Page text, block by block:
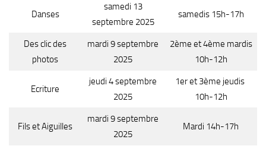
Danses
samedi 13
septembre 2025
samedis 15h-17h
Des clic des
photos
mardi 9 septembre
2025
2ème et 4ème mardis
10h-12h
Ecriture
jeudi 4 septembre
2025
1er et 3ème jeudis
10h-12h
Fils et Aiguilles
mardi 9 septembre
2025
Mardi 14h-17h